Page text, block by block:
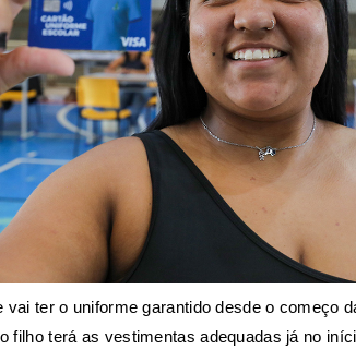
vai ter o uniforme garantido desde o começo
filho terá as vestimentas adequadas já no